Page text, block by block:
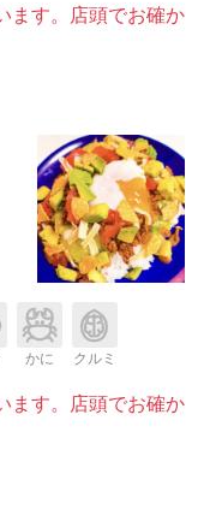
ます。店頭でお確か
かに クルミ
ます。店頭でお確か